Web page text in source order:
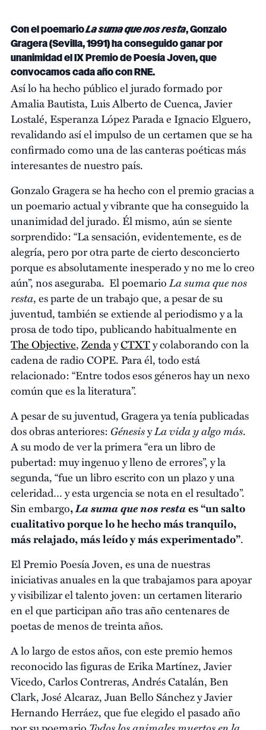
Con el poemarioLa suma que nos resta, Gonzalo
Gragera (Sevilla, 1991) ha conseguido ganar por
unanimidad el IX Premio de Poesía Joven, que
convocamos cada año con RNE.
Así lo ha hecho público el jurado formado por
Amalia Bautista, Luis Alberto de Cuenca, Javier
Lostalé, Esperanza López Parada e Ignacio Elguero,
revalidando así el impulso de un certamen que se ha
confirmado como una de las canteras poéticas más
interesantes de nuestro país.
Gonzalo Gragera se ha hecho con el premio gracias a
un poemario actual y vibrante que ha conseguido la
unanimidad del jurado. Él mismo, aún se siente
sorprendido: “La sensación, evidentemente, es de
alegría, pero por otra parte de cierto desconcierto
porque es absolutamente inesperado y no me lo creo
aún”, nos aseguraba. El poemarioLa suma que nos
resta, es parte de un trabajo que, a pesar de su
juventud, también se extiende al periodismo y a la
prosa de todo tipo, publicando habitualmente en
The Objective,ZendayCTXTy colaborando con la
cadena de radio COPE. Para él, todo está
relacionado: “Entre todos esos géneros hay un nexo
común que es la literatura”.
A pesar de su juventud, Gragera ya tenía publicadas
dos obras anteriores: GénesisyLa vida y algo más.
A su modo de ver la primera “era un libro de
pubertad: muy ingenuo y lleno de errores”, y la
segunda, “fue un libro escrito con un plazo y una
celeridad… y esta urgencia se nota en el resultado”.
Sin embargo,La suma que nos restaes “un salto
cualitativo porque lo he hecho más tranquilo,
más relajado, más leído y más experimentado”.
El Premio Poesía Joven, es una de nuestras
iniciativas anuales en la que trabajamos para apoyar
y visibilizar el talento joven: un certamen literario
en el que participan año tras año centenares de
poetas de menos de treinta años.
A lo largo de estos años, con este premio hemos
reconocido las figuras de Erika Martínez, Javier
Vicedo, Carlos Contreras, Andrés Catalán, Ben
Clark, José Alcaraz, Juan Bello Sánchez y Javier
Hernando Herráez, que fue elegido el pasado año